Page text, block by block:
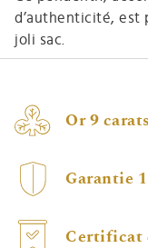
d’authenticité, est
joli sac.
Or 9
Garantie
Certificat